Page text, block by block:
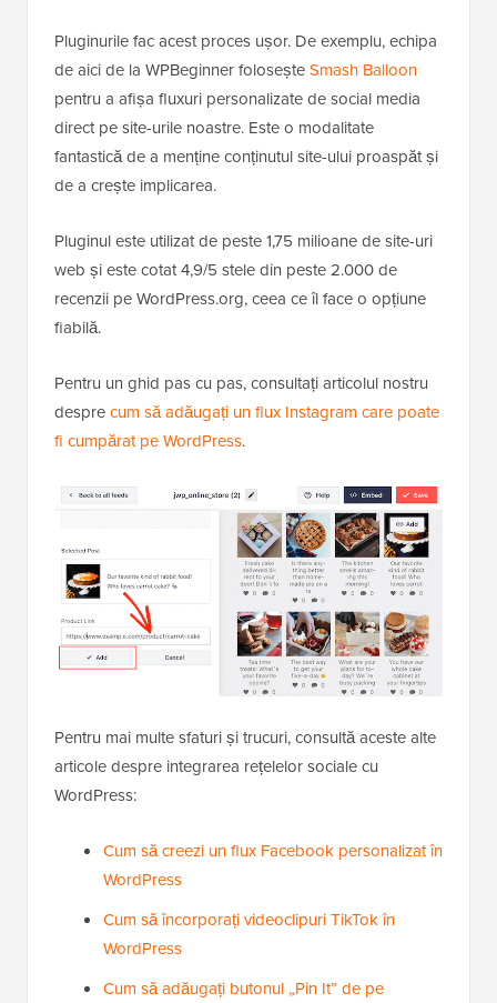
Pluginurile fac acest proces ușor. De exemplu, echipa
de aici de la WPBeginner foloseșteSmash Balloon
pentru a afișa fluxuri personalizate de social media
direct pe site-urile noastre. Este o modalitate
fantastică de a menține conținutul site-ului proaspăt și
de a crește implicarea.
Pluginul este utilizat de peste 1,75 milioane de site-uri
web și este cotat 4,9/5 stele din peste 2.000 de
recenzii pe WordPress.org, ceea ce îl face o opțiune
fiabilă.
Pentru un ghid pas cu pas, consultați articolul nostru
desprecum să adăugați un flux Instagram care poate
fi cumpărat pe WordPress.
Pentru mai multe sfaturi și trucuri, consultă aceste alte
articole despre integrarea rețelelor sociale cu
WordPress:
Cum să creezi un flux Facebook personalizat în
WordPress
Cum să încorporați videoclipuri TikTok în
WordPress
Cum să adăugați butonul „Pin It” de pe